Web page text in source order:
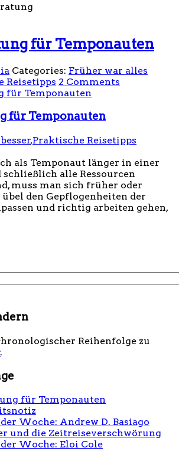
für Temponauten
Categories: Früher war alles
Reisetipps 2 Comments
für Temponauten
,Praktische Reisetipps
als Temponaut länger in einer
alle Ressourcen
muss man sich früher oder
den Gepflogenheiten der
und richtig arbeiten gehen,
Reihenfolge zu
.
für Temponauten
Woche: Andrew D. Basiago
und die Zeitreiseverschwörung
Woche: Eloi Cole